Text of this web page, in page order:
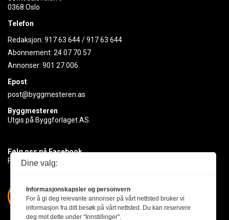
0368 Oslo
Telefon
Redaksjon: 917 63 644/917 63 644
Abonnement: 24 07 70 57
Annonser: 901 27 006
Epost
post@byggmesteren.as
Byggmesteren
Utgis på Byggforlaget AS.
Følg oss på Facebook
Få med deg det siste innen byggebransjen
Dine valg:
Informasjonskapsler og personvern
For å gi deg relevante annonser på vårt nettsted bruker vi
informasjon fra ditt besøk på vårt nettsted. Du kan reservere
deg mot dette under "Innstillinger".